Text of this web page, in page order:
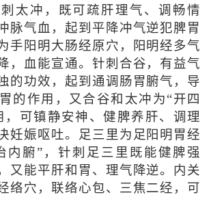
太冲，既可疏肝理气、调畅情
脉气血，起到平降冲气逆犯脾胃
手阳明大肠经原穴，阳明经多气
，血能宣通。针刺合谷，有益气
的功效，起到通调肠胃腑气，导
的作用，又合谷和太冲为“开四
，可镇静安神、健脾养肝、调理
妊娠呕吐。足三里为足阳明胃经
内腑”，针刺足三里既能健脾强
又能平肝和胃、理气降逆。内关
络穴，联络心包、三焦二经，可